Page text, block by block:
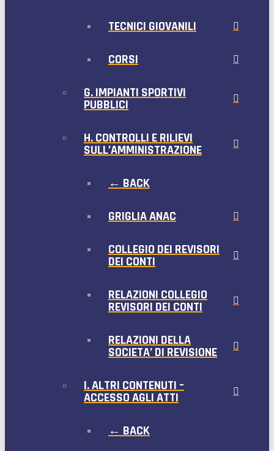
TECNICI GIOVANILI
CORSI
G. IMPIANTI SPORTIVI
PUBBLICI
H. CONTROLLI E RILIEVI
SULL’AMMINISTRAZIONE
← BACK
GRIGLIA ANAC
COLLEGIO DEI REVISORI
DEI CONTI
RELAZIONI COLLEGIO
REVISORI DEI CONTI
RELAZIONI DELLA
SOCIETA’ DI REVISIONE
I. ALTRI CONTENUTI –
ACCESSO AGLI ATTI
← BACK